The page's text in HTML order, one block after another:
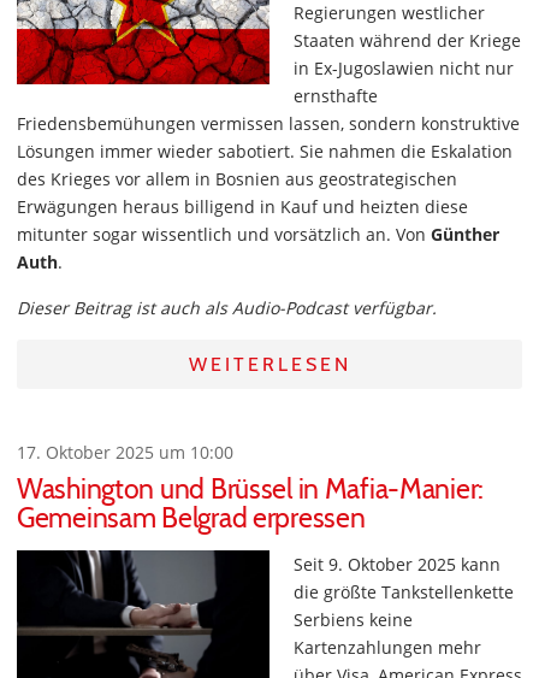
Regierungen westlicher
Staaten während der Kriege
in Ex-Jugoslawien nicht nur
ernsthafte
Friedensbemühungen vermissen lassen, sondern konstruktive
Lösungen immer wieder sabotiert. Sie nahmen die Eskalation
des Krieges vor allem in Bosnien aus geostrategischen
Erwägungen heraus billigend in Kauf und heizten diese
mitunter sogar wissentlich und vorsätzlich an. Von Günther
Auth.
Dieser Beitrag ist auch als Audio-Podcast verfügbar.
WEITERLESEN
17. Oktober 2025 um 10:00
Washington und Brüssel in Mafia-Manier:
Gemeinsam Belgrad erpressen
Seit 9. Oktober 2025 kann
die größte Tankstellenkette
Serbiens keine
Kartenzahlungen mehr